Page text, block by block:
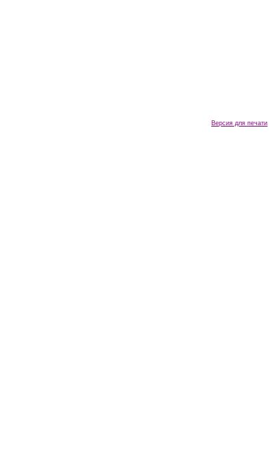
Версия для печати